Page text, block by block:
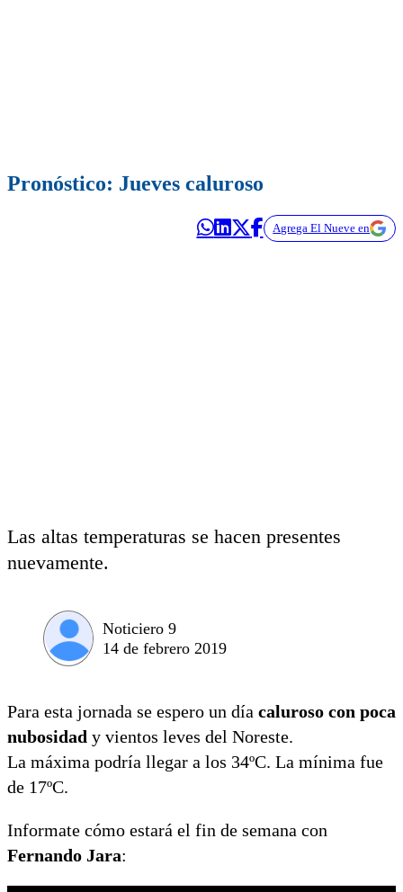
Pronóstico: Jueves caluroso
Agrega El Nueve en
Las altas temperaturas se hacen presentes
nuevamente.
Noticiero 9
14 de febrero 2019
Para esta jornada se espero un día caluroso con poca
nubosidad y vientos leves del Noreste.
La máxima podría llegar a los 34ºC. La mínima fue
de 17ºC.
Informate cómo estará el fin de semana con
Fernando Jara: